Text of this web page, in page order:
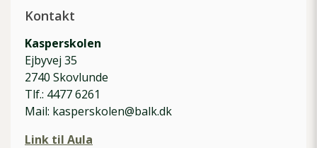
Kontakt
Kasperskolen
Ejbyvej 35
2740 Skovlunde
Tlf.: 4477 6261
Mail: kasperskolen@balk.dk
Link til Aula